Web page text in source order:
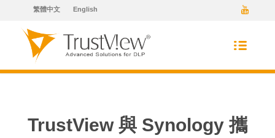
繁體中文 English
TrustView 與 Synology 攜